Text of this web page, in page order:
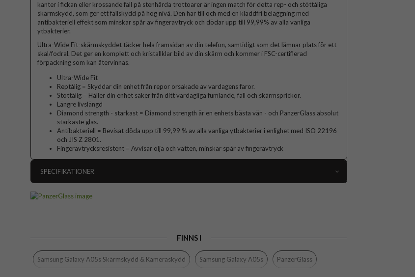
kanter i fickan eller krossande fall på stenhårda trottoarer är ingen match för detta rep- och stöttåliga
skärmskydd, som ger ett fallskydd på hög nivå. Den har till och med en kladdfri beläggning med
antibakteriell effekt som minskar spår av fingeravtryck och dödar upp till 99,99% av alla vanliga
ytbakterier.
Ultra-Wide Fit-skärmskyddet täcker hela framsidan av din telefon, samtidigt som det lämnar plats för ett
skal/fodral. Det ger en komplett och kristallklar bild av din skärm och kommer i FSC-certifierad
förpackning som kan återvinnas.
Ultra-Wide Fit
Reptålig = Skyddar din enhet från repor orsakade av vardagens faror.
Stöttålig = Håller din enhet säker från ditt vardagliga fumlande, fall och skärmsprickor.
Längre livslängd
Diamond strength - starkast = Diamond strength är en enhets bästa vän - och PanzerGlass absolut
starkaste glas.
Antibakteriell = Bevisat döda upp till 99,99 % av alla vanliga ytbakterier i enlighet med ISO 22196
och JIS Z 2801.
Fingeravtrycksresistent = Avvisar olja och vatten, minskar spår av fingeravtryck
SPECIFIKATIONER
Egenskaper
Case friendly
Färg
Genomskinlig
FINNS I
Samsung Galaxy A05s Skärmskydd & Kameraskydd Samsung Galaxy A05s PanzerGlass